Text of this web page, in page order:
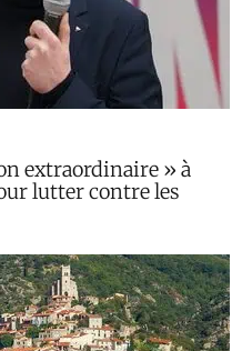
extraordinaire » à
lutter contre les